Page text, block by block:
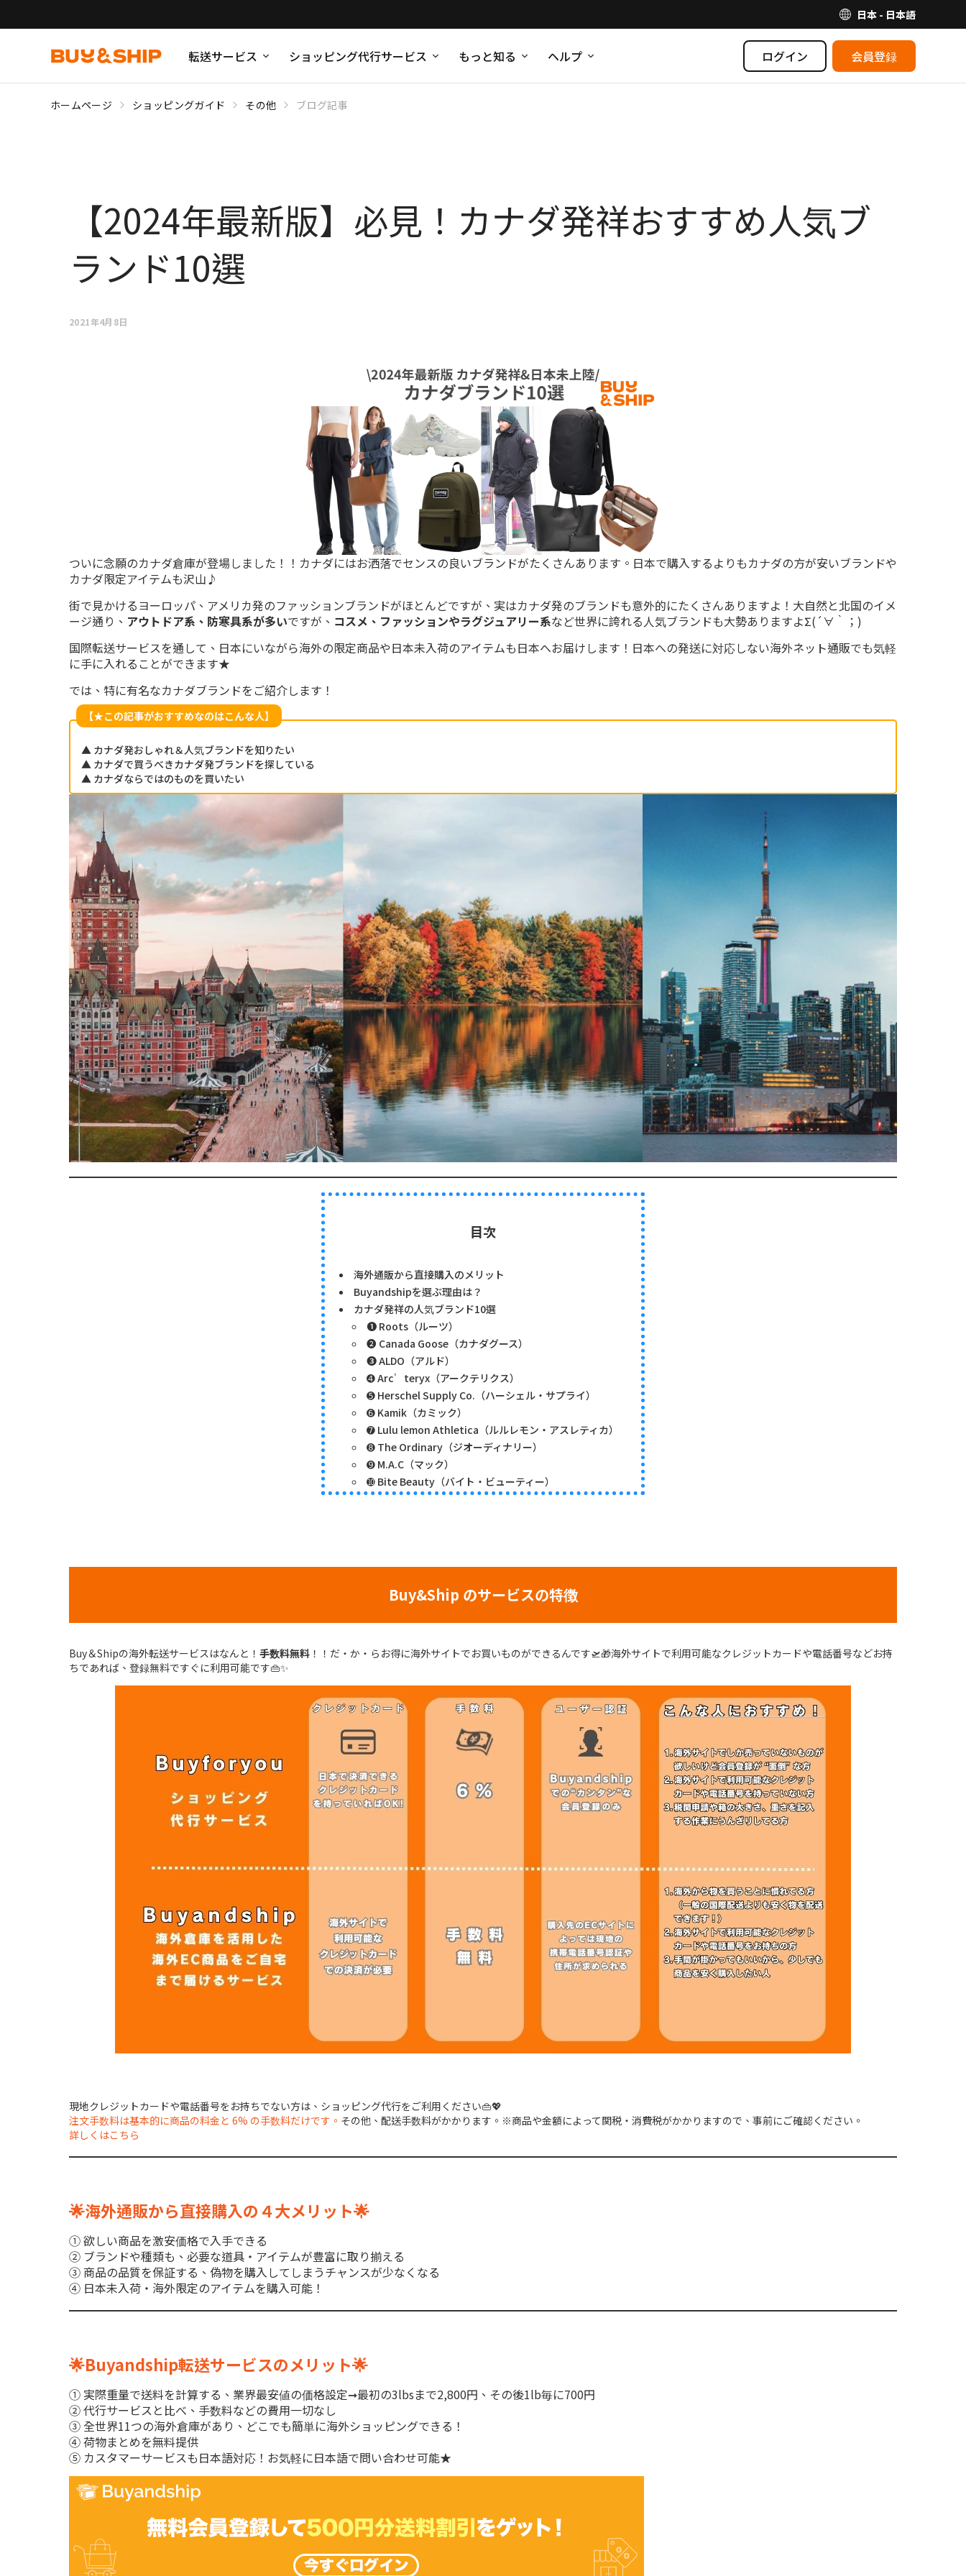
日本 - 日本語
転送サービス ショッピング代行サービス もっと知る ヘルプ ログイン 会員登録
ホームページ ショッピングガイド その他 ブログ記事
【2024年最新版】必見！カナダ発祥おすすめ人気ブ
ランド10選
2021年4月8日
ついに念願のカナダ倉庫が登場しました！！カナダにはお洒落でセンスの良いブランドがたくさんあります。日本で購入するよりもカナダの方が安いブランドや
カナダ限定アイテムも沢山♪
街で見かけるヨーロッパ、アメリカ発のファッションブランドがほとんどですが、実はカナダ発のブランドも意外的にたくさんありますよ！大自然と北国のイメ
ージ通り、 アウトドア系、防寒具系が多いですが、 コスメ、ファッションやラグジュアリー系など世界に誇れる人気ブランドも大勢ありますよΣ(´∀｀；)
国際転送サービスを通して、日本にいながら海外の限定商品や日本未入荷のアイテムも日本へお届けします！日本への発送に対応しない海外ネット通販でも気軽
に手に入れることができます★
では、特に有名なカナダブランドをご紹介します！
【★この記事がおすすめなのはこんな人】
▲ カナダ発おしゃれ＆人気ブランドを知りたい
▲ カナダで買うべきカナダ発ブランドを探している
▲ カナダならではのものを買いたい
目次
海外通販から直接購入のメリット
Buyandshipを選ぶ理由は？
カナダ発祥の人気ブランド10選
➊ Roots（ルーツ）
➋ Canada Goose（カナダグース）
➌ ALDO（アルド）
➍ Arc’teryx（アークテリクス）
➎ Herschel Supply Co.（ハーシェル・サプライ）
➏ Kamik（カミック）
➐ Lulu lemon Athletica（ルルレモン・アスレティカ）
➑ The Ordinary（ジオーディナリー）
➒ M.A.C（マック）
➓ Bite Beauty（バイト・ビューティー）
Buy&Ship のサービスの特徴
Buy＆Shipの海外転送サービスはなんと！ 手数料無料 ！！だ・か・らお得に海外サイトでお買いものができるんです🛫🎁海外サイトで利用可能なクレジットカードや電話番号などお持
ちであれば、登録無料ですぐに利用可能です👜✨
現地クレジットカードや電話番号をお持ちでない方は、ショッピング代行をご利用ください👜💖
注文手数料は基本的に商品の料金と 6% の手数料だけです。 その他、配送手数料がかかります。※商品や金額によって関税・消費税がかかりますので、事前にご確認ください。
詳しくはこちら
🌟海外通販から直接購入の４大メリット🌟
① 欲しい商品を激安価格で入手できる
② ブランドや種類も、必要な道具・アイテムが豊富に取り揃える
③ 商品の品質を保証する、偽物を購入してしまうチャンスが少なくなる
④ 日本未入荷・海外限定のアイテムを購入可能！
🌟Buyandship転送サービスのメリット🌟
① 実際重量で送料を計算する、業界最安値の価格設定➞最初の3lbsまで2,800円、その後1lb毎に700円
② 代行サービスと比べ、手数料などの費用一切なし
③ 全世界11つの海外倉庫があり、どこでも簡単に海外ショッピングできる！
④ 荷物まとめを無料提供
⑤ カスタマーサービスも日本語対応！お気軽に日本語で問い合わせ可能★